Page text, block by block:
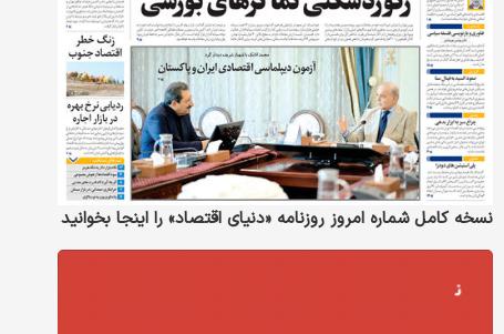
نسخه کامل شماره امروز روزنامه «دنیای‌ اقتصاد» را اینجا بخوانید